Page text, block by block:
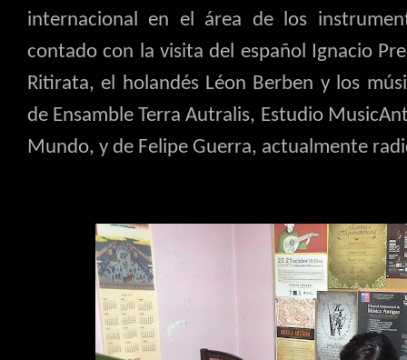
internacional en el área de los
contado con la visita del español Ignacio
Ritirata, el holandés Léon Berben y los
de Ensamble Terra Autralis, Estudio
Mundo, y de Felipe Guerra, actualmente